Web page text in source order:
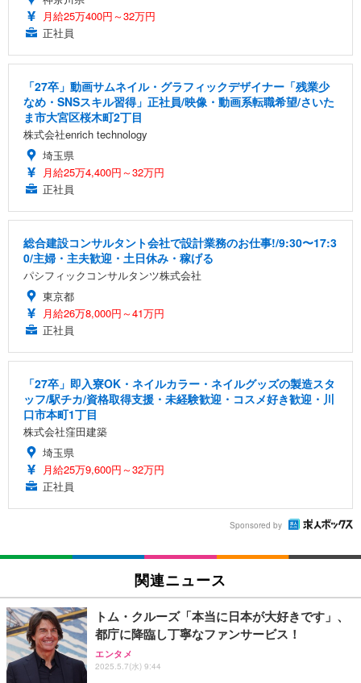
月給25万400円～32万円
正社員
「27卒」動画サムネイル・グラフィックデザイナー「残業少
なめ・SNSスキル習得」正社員/映像・動画系転職希望/さいた
ま市大宮区桜木町2丁目
株式会社enrich technology
埼玉県
月給25万4,400円～32万円
正社員
総合建設コンサルタント会社で設計業務のお仕事!/9:30〜17:3
0/主婦・主夫歓迎・土日休み・稼げる
パシフィックコンサルタンツ株式会社
東京都
月給26万8,000円～41万円
正社員
「27卒」即入寮OK・ネイルカラー・ネイルグッズの製造スタ
ッフ/駅チカ/資格取得支援・未経験歓迎・コスメ好き歓迎・川
口市本町1丁目
株式会社窪田建築
埼玉県
月給25万9,600円～32万円
正社員
Sponsored by
関連ニュース
トム・クルーズ「本当に日本が大好きです」、
都庁に降臨し丁寧なファンサービス！
エンタメ
2025.5.7(水) 9:44